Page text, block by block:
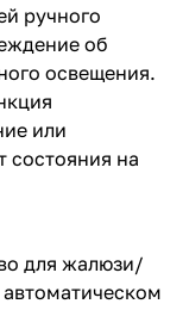
ручного
об
освещения.
или
состояния на
для жалюзи/